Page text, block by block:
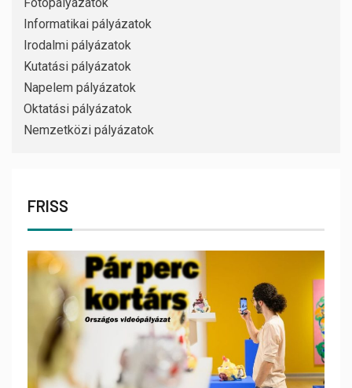
Informatikai pályázatok
Irodalmi pályázatok
Kutatási pályázatok
Napelem pályázatok
Oktatási pályázatok
Nemzetközi pályázatok
FRISS